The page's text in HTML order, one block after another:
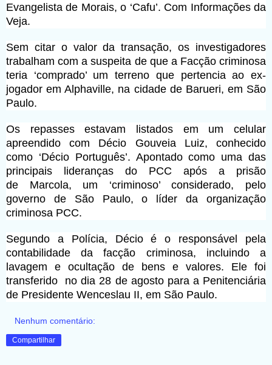
Evangelista de Morais, o ‘Cafu’. Com Informações da
Veja.
Sem citar o valor da transação, os investigadores
trabalham com a suspeita de que a Facção criminosa
teria ‘comprado’ um terreno que pertencia ao ex-
jogador em Alphaville, na cidade de Barueri, em São
Paulo.
Os repasses estavam listados em um celular
apreendido com Décio Gouveia Luiz, conhecido
como ‘Décio Português’. Apontado como uma das
principais lideranças do PCC após a prisão
de Marcola, um ‘criminoso’ considerado, pelo
governo de São Paulo, o líder da organização
criminosa PCC.
Segundo a Polícia, Décio é o responsável pela
contabilidade da facção criminosa, incluindo a
lavagem e ocultação de bens e valores. Ele foi
transferido no dia 28 de agosto para a Penitenciária
de Presidente Wenceslau II, em São Paulo.
Nenhum comentário:
Compartilhar